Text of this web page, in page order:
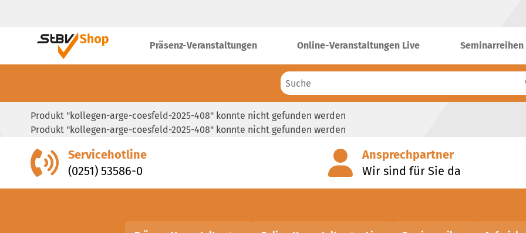
Präsenz-Veranstaltungen Online-Veranstaltungen Live Seminarreihen
Produkt "kollegen-arge-coesfeld-2025-408" konnte nicht gefunden werden
Produkt "kollegen-arge-coesfeld-2025-408" konnte nicht gefunden werden
Servicehotline
(0251) 53586-0
Ansprechpartner
Wir sind für Sie da